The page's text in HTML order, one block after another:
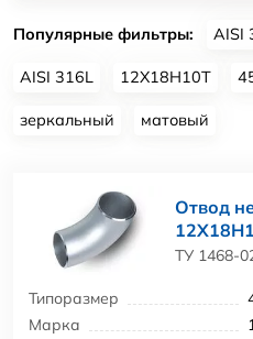
Популярные фильтры: AISI
AISI 316L 12Х18Н10Т
зеркальный матовый
Отвод
ТУ 1468-
Типоразмер
Марка